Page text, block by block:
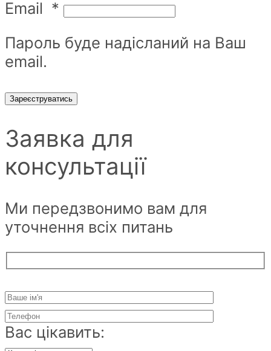
Email *
Пароль буде надісланий на Ваш
email.
Зареєструватись
Заявка для
консультації
Ми передзвонимо вам для
уточнення всіх питань
Вас цікавить: